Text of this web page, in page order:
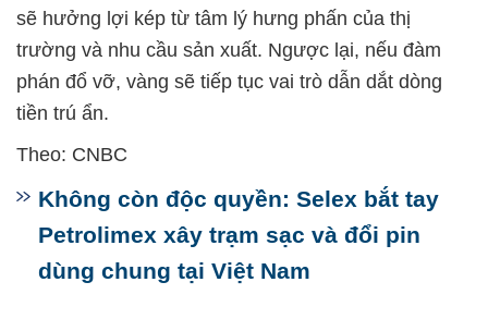
sẽ hưởng lợi kép từ tâm lý hưng phấn của thị
trường và nhu cầu sản xuất. Ngược lại, nếu đàm
phán đổ vỡ, vàng sẽ tiếp tục vai trò dẫn dắt dòng
tiền trú ẩn.
Theo: CNBC
Không còn độc quyền: Selex bắt tay
Petrolimex xây trạm sạc và đổi pin
dùng chung tại Việt Nam